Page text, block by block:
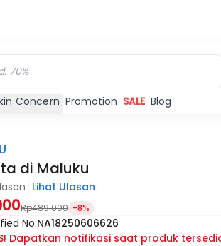
Concern Promotion SALE Blog
di Maluku
Lihat Ulasan
Rp489.000 -8%
No.NA18250606626
Dapatkan notifikasi saat produk